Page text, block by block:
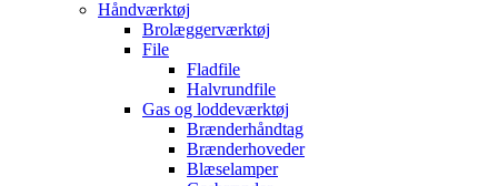
Håndværktøj
Brolæggerværktøj
File
Fladfile
Halvrundfile
Gas og loddeværktøj
Brænderhåndtag
Brænderhoveder
Blæselamper